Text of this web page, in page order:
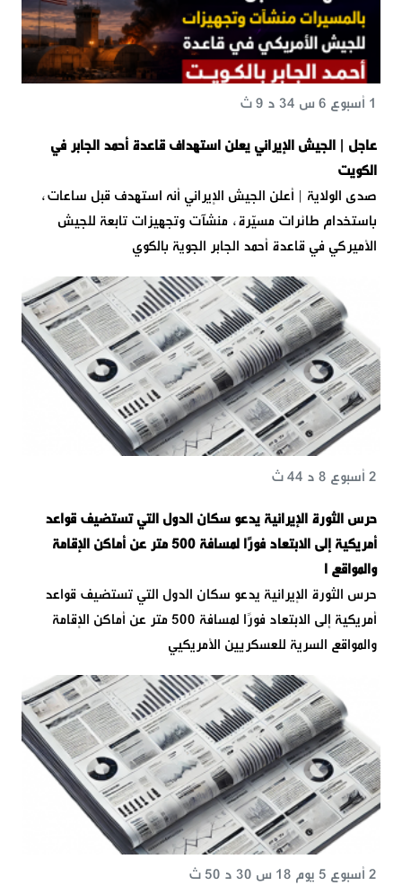
عاجل | الجيش الإيراني يعلن استهداف قاعدة أحمد الجابر في
الكويت
1 أسبوع 6 س 34 د 9 ث
صدى الولاية | أعلن الجيش الإيراني أنه استهدف قبل ساعات،
باستخدام طائرات مسيّرة، منشآت وتجهيزات تابعة للجيش
الأميركي في قاعدة أحمد الجابر الجوية بالكوي
حرس الثورة الإيرانية يدعو سكان الدول التي تستضيف قواعد
أمريكية إلى الابتعاد فورًا لمسافة 500 متر عن أماكن الإقامة
والمواقع ا
2 أسبوع 8 د 44 ث
حرس الثورة الإيرانية يدعو سكان الدول التي تستضيف قواعد
أمريكية إلى الابتعاد فورًا لمسافة 500 متر عن أماكن الإقامة
والمواقع السرية للعسكريين الأمريكيي
2 أسبوع 5 يوم 18 س 30 د 50 ث